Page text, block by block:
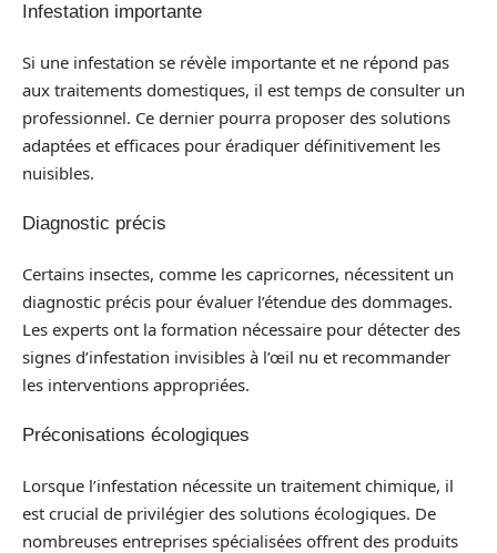
Infestation importante
Si une infestation se révèle importante et ne répond pas
aux traitements domestiques, il est temps de consulter un
professionnel. Ce dernier pourra proposer des solutions
adaptées et efficaces pour éradiquer définitivement les
nuisibles.
Diagnostic précis
Certains insectes, comme les capricornes, nécessitent un
diagnostic précis pour évaluer l’étendue des dommages.
Les experts ont la formation nécessaire pour détecter des
signes d’infestation invisibles à l’œil nu et recommander
les interventions appropriées.
Préconisations écologiques
Lorsque l’infestation nécessite un traitement chimique, il
est crucial de privilégier des solutions écologiques. De
nombreuses entreprises spécialisées offrent des produits